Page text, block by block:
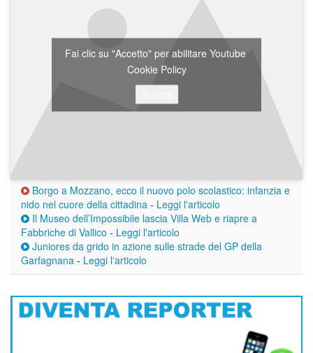
Fai clic su "Accetto" per abilitare Youtube
Cookie Policy
Borgo a Mozzano, ecco il nuovo polo scolastico: infanzia e
nido nel cuore della cittadina - Leggi l'articolo
Il Museo dell’Impossibile lascia Villa Web e riapre a
Fabbriche di Vallico - Leggi l'articolo
Juniores da grido in azione sulle strade del GP della
Garfagnana - Leggi l'articolo